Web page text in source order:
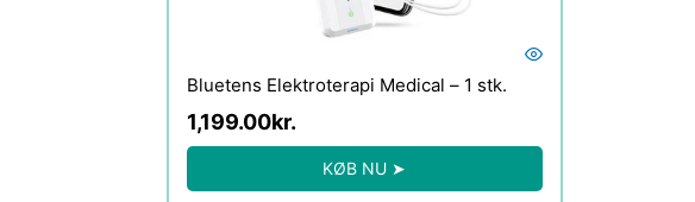
Bluetens Elektroterapi Medical – 1 stk.
1,199.00kr.
KØB NU ➤